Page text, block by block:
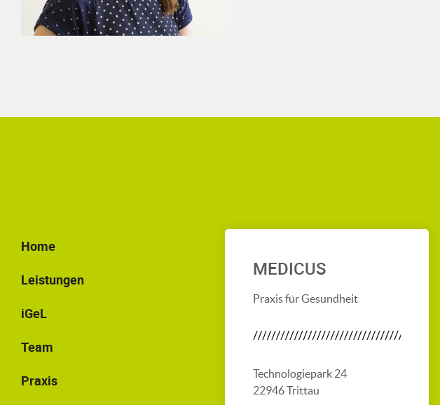
Home
Leistungen
iGeL
Team
Praxis
MEDICUS
Praxis für Gesundheit
Technologiepark 24
22946 Trittau